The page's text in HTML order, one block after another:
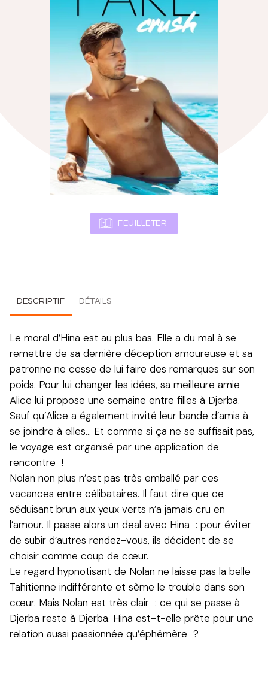
FEUILLETER
DESCRIPTIF DÉTAILS
Le moral d’Hina est au plus bas. Elle a du mal à se
remettre de sa dernière déception amoureuse et sa
patronne ne cesse de lui faire des remarques sur son
poids. Pour lui changer les idées, sa meilleure amie
Alice lui propose une semaine entre filles à Djerba.
Sauf qu’Alice a également invité leur bande d’amis à
se joindre à elles… Et comme si ça ne se suffisait pas,
le voyage est organisé par une application de
rencontre !
Nolan non plus n’est pas très emballé par ces
vacances entre célibataires. Il faut dire que ce
séduisant brun aux yeux verts n’a jamais cru en
l’amour. Il passe alors un deal avec Hina : pour éviter
de subir d’autres rendez-vous, ils décident de se
choisir comme coup de cœur.
Le regard hypnotisant de Nolan ne laisse pas la belle
Tahitienne indifférente et sème le trouble dans son
cœur. Mais Nolan est très clair : ce qui se passe à
Djerba reste à Djerba. Hina est-t-elle prête pour une
relation aussi passionnée qu’éphémère ?